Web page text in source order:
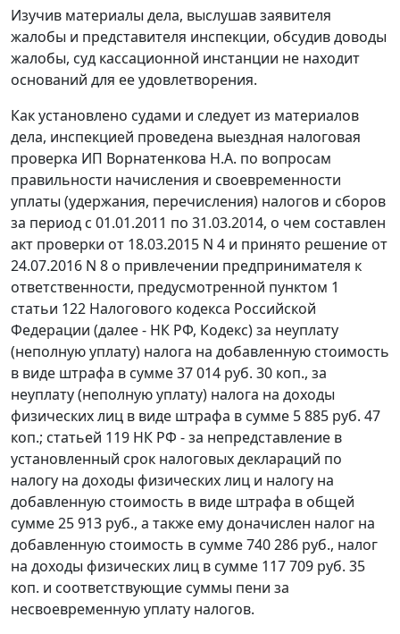
Изучив материалы дела, выслушав заявителя
жалобы и представителя инспекции, обсудив доводы
жалобы, суд кассационной инстанции не находит
оснований для ее удовлетворения.
Как установлено судами и следует из материалов
дела, инспекцией проведена выездная налоговая
проверка ИП Ворнатенкова Н.А. по вопросам
правильности начисления и своевременности
уплаты (удержания, перечисления) налогов и сборов
за период с 01.01.2011 по 31.03.2014, о чем составлен
акт проверки от 18.03.2015 N 4 и принято решение от
24.07.2016 N 8 о привлечении предпринимателя к
ответственности, предусмотренной пунктом 1
статьи 122 Налогового кодекса Российской
Федерации (далее - НК РФ, Кодекс) за неуплату
(неполную уплату) налога на добавленную стоимость
в виде штрафа в сумме 37 014 руб. 30 коп., за
неуплату (неполную уплату) налога на доходы
физических лиц в виде штрафа в сумме 5 885 руб. 47
коп.; статьей 119 НК РФ - за непредставление в
установленный срок налоговых деклараций по
налогу на доходы физических лиц и налогу на
добавленную стоимость в виде штрафа в общей
сумме 25 913 руб., а также ему доначислен налог на
добавленную стоимость в сумме 740 286 руб., налог
на доходы физических лиц в сумме 117 709 руб. 35
коп. и соответствующие суммы пени за
несвоевременную уплату налогов.